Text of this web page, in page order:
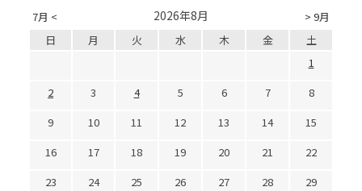
7月 < > 9月
2026年8月
日 月 火 水 木 金
土
1
2
3 4 5 6 7
8
9
10 11 12 13 14
15
16
17 18 19 20 21
22
23
24 25 26 27 28
29